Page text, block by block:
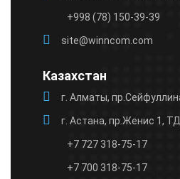
+998 (78) 150-39-39
site@winncom.com
Казахстан
г. Алматы,
г. Астана, пр.Женис 1,
+7 727 318-75-17
+7 700 318-75-17